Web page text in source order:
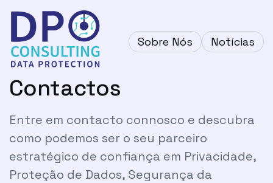
Sobre Nós Notícias
Contactos
Entre em contacto connosco e descubra
como podemos ser o seu parceiro
estratégico de confiança em Privacidade,
Proteção de Dados, Segurança da